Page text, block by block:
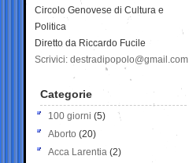
Circolo Genovese di Cultura e
Politica
Diretto da Riccardo Fucile
Scrivici: destradipopolo@gmail.com
Categorie
100 giorni (5)
Aborto (20)
Acca Larentia (2)